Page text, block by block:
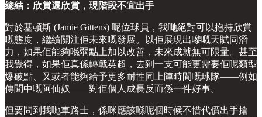
總結：欣賞還欣賞，現階段不宜出手
對於基頓斯 (Jamie Gittens) 呢位球員，我哋絕對可以抱持欣賞
嘅態度，繼續關注佢未來嘅發展。以佢展現出嚟嘅天賦同潛
力，如果佢能夠喺弱點上加以改善，未來成就無可限量。甚至
我覺得，如果佢真係轉戰英超，去到一支可能更需要佢呢類型
爆破點、又或者能夠給予更多耐性同上陣時間嘅球隊——例如
傳聞中嘅阿仙奴——對佢個人成長反而係一件好事。
但要問到我哋車路士，係咪應該喺呢個時候不惜代價出手搶